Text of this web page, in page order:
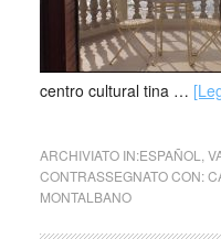
centro cultural tina …
ARCHIVIATO IN:ESPAÑOL
CONTRASSEGNATO CON:
MONTALBANO